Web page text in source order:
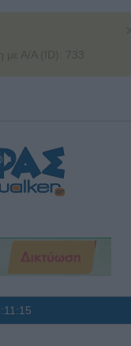
με Α/Α (ID): 733